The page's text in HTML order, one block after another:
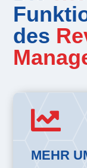
des

MEHR